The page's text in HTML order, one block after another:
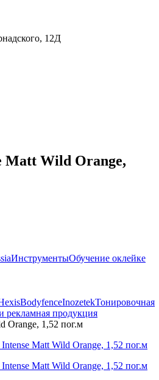
12Д
Matt Wild Orange,
ИнструментыОбучение оклейке
BodyfenceInozetekТонировочная
рекламная продукция
Orange, 1,52 пог.м